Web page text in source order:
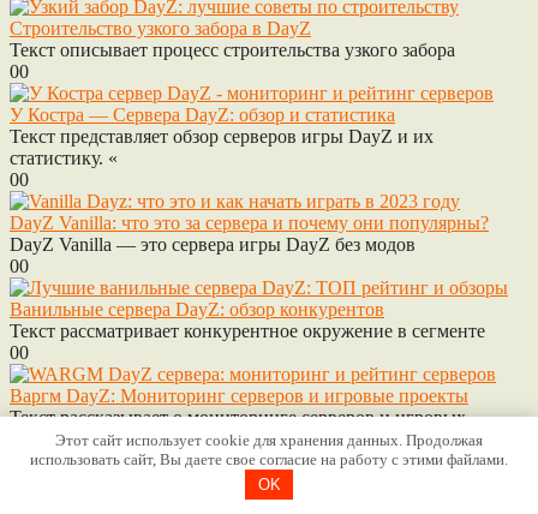
Строительство узкого забора в DayZ
Текст описывает процесс строительства узкого забора
00
У Костра — Сервера DayZ: обзор и статистика
Текст представляет обзор серверов игры DayZ и их
статистику. «
00
DayZ Vanilla: что это за сервера и почему они популярны?
DayZ Vanilla — это сервера игры DayZ без модов
00
Ванильные сервера DayZ: обзор конкурентов
Текст рассматривает конкурентное окружение в сегменте
00
Варгм DayZ: Мониторинг серверов и игровые проекты
Текст рассказывает о мониторинге серверов и игровых
Этот сайт использует cookie для хранения данных. Продолжая
использовать сайт, Вы даете свое согласие на работу с этими файлами.
OK